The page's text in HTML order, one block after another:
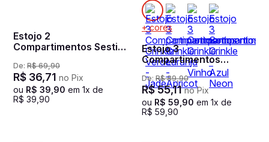
Estojo 2
Compartimentos Sestini
De: R$ 69,90
R$ 36,71 no Pix
ou R$ 39,90 em 1x de
R$ 39,90
+ cores
Estojo 3
Compartimentos
Crinkle Verde - Jade
De: R$ 89,90
R$55,11no Pix
ou R$ 59,90 em 1x de
R$ 59,90